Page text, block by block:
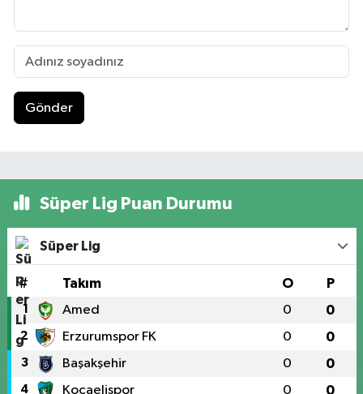
Gönder
Süper Lig Puan Durumu
Süper Lig
# Takım O P
1 Amed 0 0
2 Erzurumspor FK 0 0
3 Başakşehir 0 0
4 Kocaelispor 0 0